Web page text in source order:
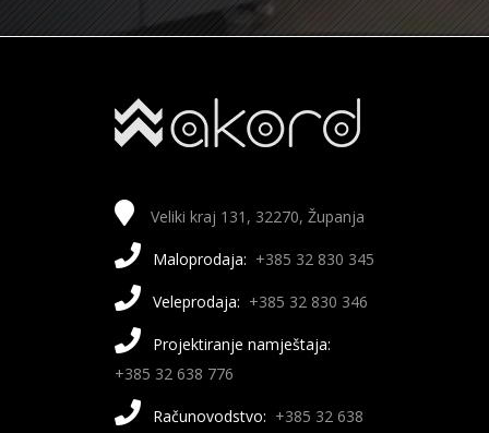
Veliki kraj 131, 32270, Županja
Maloprodaja: +385 32 830 345
Veleprodaja: +385 32 830 346
Projektiranje namještaja:
+385 32 638 776
Računovodstvo: +385 32 638